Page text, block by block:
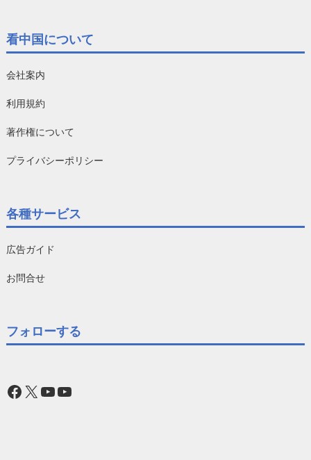
看中国について
会社案内
利用規約
著作権について
プライバシーポリシー
各種サービス
広告ガイド
お問合せ
フォローする
Facebook
X YouTube
YouTube